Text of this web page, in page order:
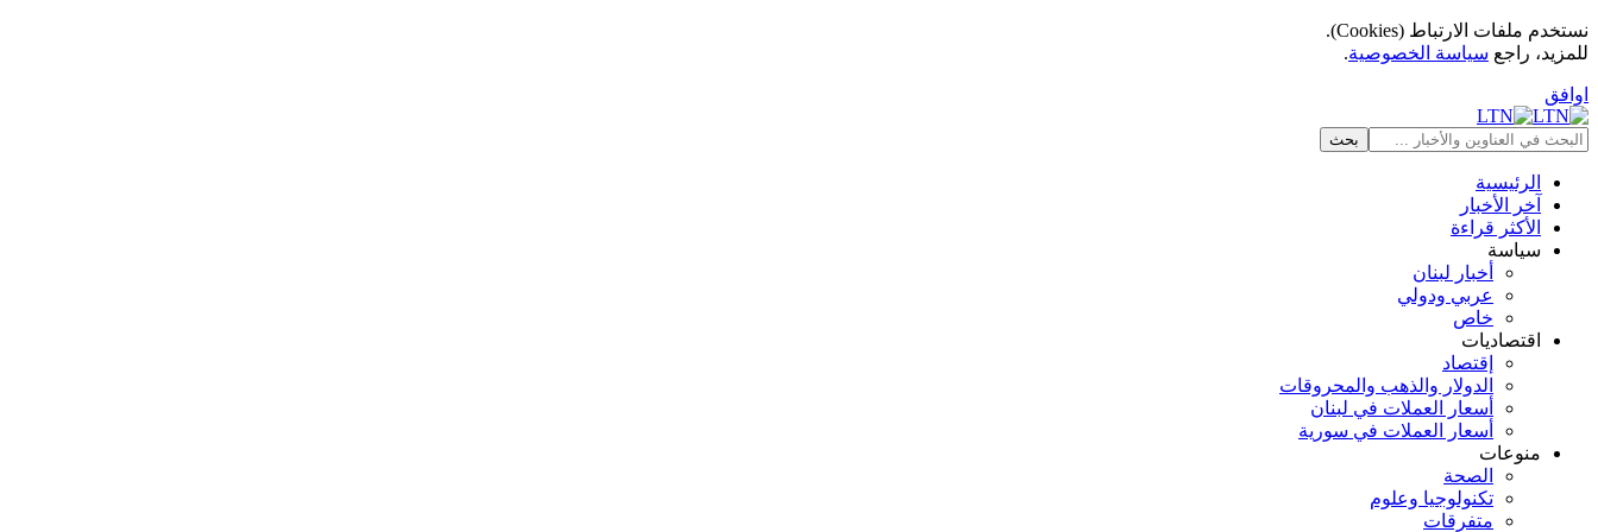
نستخدم ملفات الارتباط (Cookies).
للمزيد، راجع سياسة الخصوصية.
اوافق
الرئيسية
آخر الأخبار
الأكثر قراءة
سياسة
أخبار لبنان
عربي ودولي
خاص
اقتصاديات
إقتصاد
الدولار والذهب والمحروقات
أسعار العملات في لبنان
أسعار العملات في سورية
منوعات
الصحة
تكنولوجيا وعلوم
متفرقات